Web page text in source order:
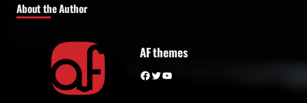
About the Author
AF themes
Facebook Twitter YouTube